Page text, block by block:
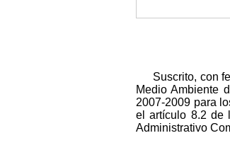
Suscrito, con
Medio Ambiente
2007-2009 para
el artículo 8.2 de
Administrativo